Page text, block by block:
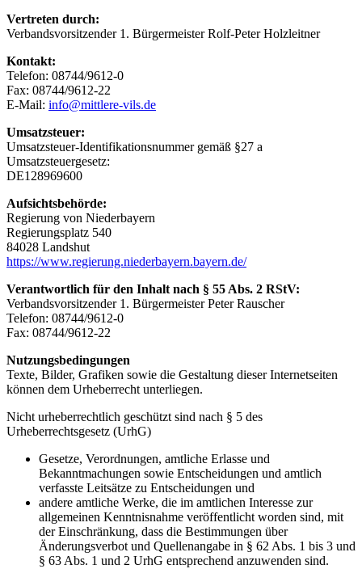
Vertreten durch:
Verbandsvorsitzender 1. Bürgermeister Rolf-Peter Holzleitner
Kontakt:
Telefon: 08744/9612-0
Fax: 08744/9612-22
E-Mail: info@mittlere-vils.de
Umsatzsteuer:
Umsatzsteuer-Identifikationsnummer gemäß §27 a
Umsatzsteuergesetz:
DE128969600
Aufsichtsbehörde:
Regierung von Niederbayern
Regierungsplatz 540
84028 Landshut
https://www.regierung.niederbayern.bayern.de/
Verantwortlich für den Inhalt nach § 55 Abs. 2 RStV:
Verbandsvorsitzender 1. Bürgermeister Peter Rauscher
Telefon: 08744/9612-0
Fax: 08744/9612-22
Nutzungsbedingungen
Texte, Bilder, Grafiken sowie die Gestaltung dieser Internetseiten
können dem Urheberrecht unterliegen.
Nicht urheberrechtlich geschützt sind nach § 5 des
Urheberrechtsgesetz (UrhG)
Gesetze, Verordnungen, amtliche Erlasse und
Bekanntmachungen sowie Entscheidungen und amtlich
verfasste Leitsätze zu Entscheidungen und
andere amtliche Werke, die im amtlichen Interesse zur
allgemeinen Kenntnisnahme veröffentlicht worden sind, mit
der Einschränkung, dass die Bestimmungen über
Änderungsverbot und Quellenangabe in § 62 Abs. 1 bis 3 und
§ 63 Abs. 1 und 2 UrhG entsprechend anzuwenden sind.